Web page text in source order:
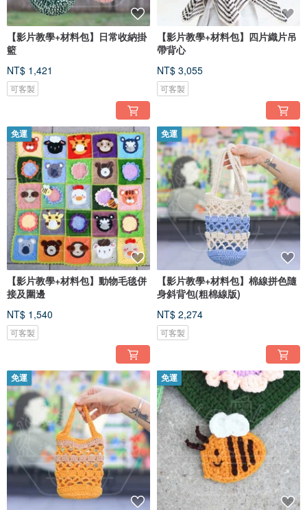
【影片教學+材料包】日常收納掛
籃
NT$ 1,421
可客製
【影片教學+材料包】四片織片吊
帶背心
NT$ 3,055
可客製
免運
【影片教學+材料包】動物毛毯併
接及圍邊
NT$ 1,540
可客製
免運
【影片教學+材料包】棉線拼色隨
身斜背包(粗棉線版)
NT$ 2,274
可客製
免運 免運